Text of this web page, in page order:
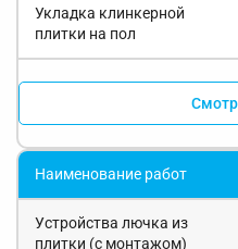
Укладка клинкерной
плитки на пол
Наименование работ
Устройства лючка из
плитки (с монтажом)